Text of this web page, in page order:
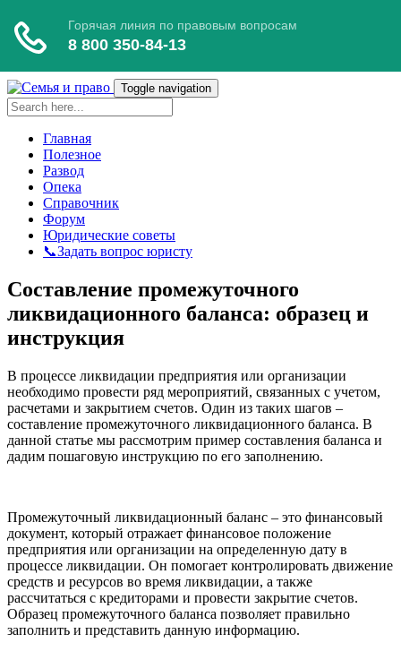
Toggle navigation
Главная
Полезное
Развод
Опека
Справочник
Форум
Юридические советы
📞Задать вопрос юристу
Составление промежуточного
ликвидационного баланса: образец и
инструкция
В процессе ликвидации предприятия или организации
необходимо провести ряд мероприятий, связанных с учетом,
расчетами и закрытием счетов. Один из таких шагов –
составление промежуточного ликвидационного баланса. В
данной статье мы рассмотрим пример составления баланса и
дадим пошаговую инструкцию по его заполнению.
Промежуточный ликвидационный баланс – это финансовый
документ, который отражает финансовое положение
предприятия или организации на определенную дату в
процессе ликвидации. Он помогает контролировать движение
средств и ресурсов во время ликвидации, а также
рассчитаться с кредиторами и провести закрытие счетов.
Образец промежуточного баланса позволяет правильно
заполнить и представить данную информацию.